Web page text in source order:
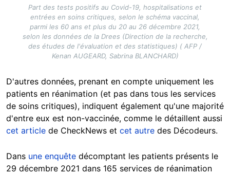
Part des tests positifs au Covid-19, hospitalisations et
entrées en soins critiques, selon le schéma vaccinal,
parmi les 60 ans et plus du 20 au 26 décembre 2021,
selon les données de la Drees (Direction de la recherche,
des études de l'évaluation et des statistiques) ( AFP /
Kenan AUGEARD, Sabrina BLANCHARD)
D'autres données, prenant en compte uniquement les
patients en réanimation (et pas dans tous les services
de soins critiques), indiquent également qu'une majorité
d'entre eux est non-vaccinée, comme le détaillent aussi
cet article de CheckNews et cet autre des Décodeurs.
Dans une enquête décomptant les patients présents le
29 décembre 2021 dans 165 services de réanimation